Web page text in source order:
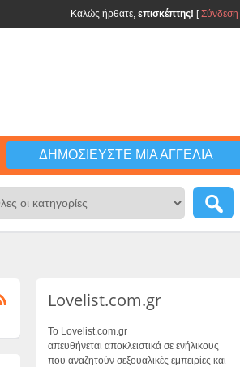
Καλώς ήρθατε, επισκέπτης! [Σύνδεση
ΔΗΜΟΣΙΕΎΣΤΕ ΜΙΑ ΑΓΓΕΛΊΑ
Lovelist.com.gr
Το Lovelist.com.gr
απευθήνεται αποκλειστικά σε ενήλικους
που αναζητούν σεξουαλικές εμπειρίες και